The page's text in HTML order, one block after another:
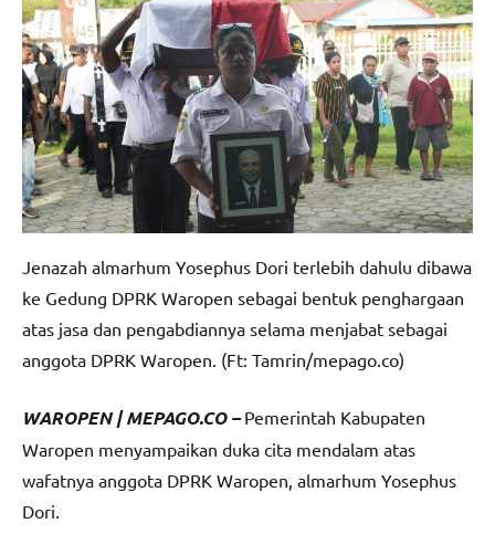
Jenazah almarhum Yosephus Dori terlebih dahulu dibawa
ke Gedung DPRK Waropen sebagai bentuk penghargaan
atas jasa dan pengabdiannya selama menjabat sebagai
anggota DPRK Waropen. (Ft: Tamrin/mepago.co)
WAROPEN | MEPAGO.CO – Pemerintah Kabupaten
Waropen menyampaikan duka cita mendalam atas
wafatnya anggota DPRK Waropen, almarhum Yosephus
Dori.